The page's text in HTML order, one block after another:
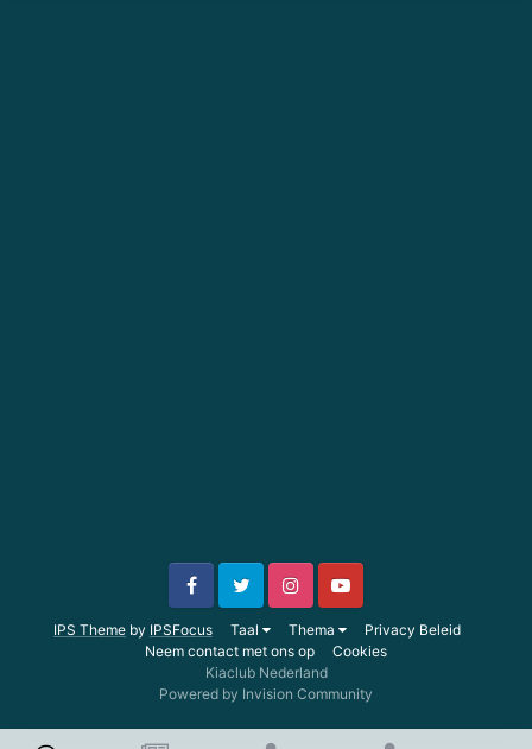
IPS Theme by IPSFocus Taal Thema
Privacy Beleid
Neem contact met ons op
Cookies
Kiaclub Nederland
Powered by Invision Community